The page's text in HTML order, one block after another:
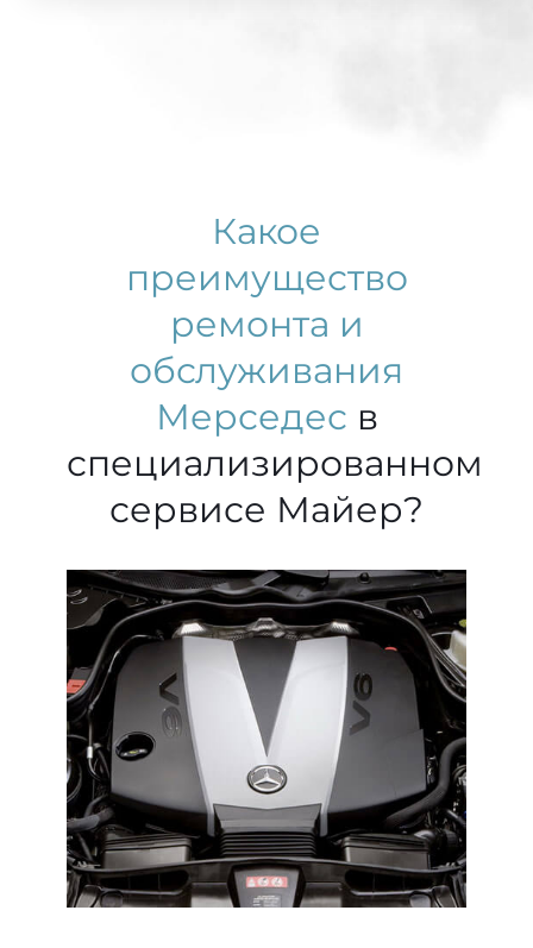
Какое
преимущество
ремонта и
обслуживания
Мерседес в
специализированном
сервисе Майер?